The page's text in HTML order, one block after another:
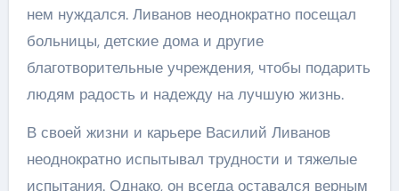
нем нуждался. Ливанов неоднократно посещал
больницы, детские дома и другие
благотворительные учреждения, чтобы подарить
людям радость и надежду на лучшую жизнь.
В своей жизни и карьере Василий Ливанов
неоднократно испытывал трудности и тяжелые
испытания. Однако, он всегда оставался верным